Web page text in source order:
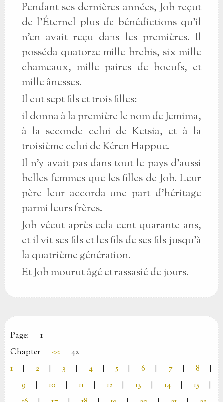
Pendant ses dernières années, Job reçut
de l'Éternel plus de bénédictions qu'il
n'en avait reçu dans les premières. Il
posséda quatorze mille brebis, six mille
chameaux, mille paires de boeufs, et
mille ânesses.
Il eut sept fils et trois filles:
il donna à la première le nom de Jemima,
à la seconde celui de Ketsia, et à la
troisième celui de Kéren Happuc.
Il n'y avait pas dans tout le pays d'aussi
belles femmes que les filles de Job. Leur
père leur accorda une part d'héritage
parmi leurs frères.
Job vécut après cela cent quarante ans,
et il vit ses fils et les fils de ses fils jusqu'à
la quatrième génération.
Et Job mourut âgé et rassasié de jours.
Page:
1
Chapter
<<
42
1
2 3 4 5 6 7 8
9
10 11 12 13 14 15